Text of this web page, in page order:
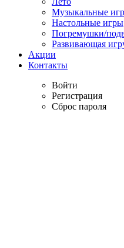
Музыкальные
Настольные игры
Погремушки/
Развивающая
Акции
Контакты
Войти
Регистрация
Сброс пароля